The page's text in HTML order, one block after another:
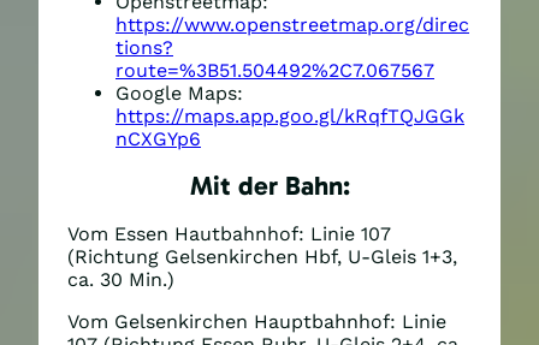
https://www.openstreetmap.org/direc
tions?
route=%3B51.504492%2C7.067567
Google Maps:
https://maps.app.goo.gl/kRqfTQJGGk
nCXGYp6
Mit der Bahn:
Vom Essen Hautbahnhof: Linie 107
(Richtung Gelsenkirchen Hbf, U-Gleis 1+3,
ca. 30 Min.)
Vom Gelsenkirchen Hauptbahnhof: Linie